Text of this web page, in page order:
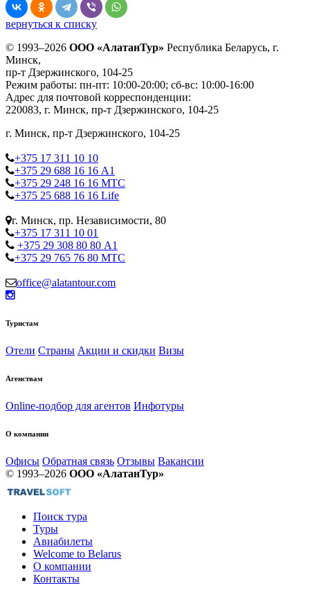
вернуться к списку
© 1993–2026 ООО «АлатанТур» Республика Беларусь, г.
Минск,
пр-т Дзержинского, 104-25
Режим работы: пн-пт: 10:00-20:00; сб-вс: 10:00-16:00
Адрес для почтовой корреспонденции:
220083, г. Минск, пр-т Дзержинского, 104-25
г. Минск, пр-т Дзержинского, 104-25
+375 17 311 10 10
+375 29 688 16 16 А1
+375 29 248 16 16 МТС
+375 25 688 16 16 Life
г. Минск, пр. Независимости, 80
+375 17 311 10 01
+375 29 308 80 80 А1
+375 29 765 76 80 МТС
office@alatantour.com
Туристам
Отели Страны Акции и скидки Визы
Агенствам
Online-подбор для агентов Инфотуры
О компании
Офисы Обратная связь Отзывы Вакансии
© 1993–2026 ООО «АлатанТур»
Поиск тура
Туры
Авиабилеты
Welcome to Belarus
О компании
Контакты